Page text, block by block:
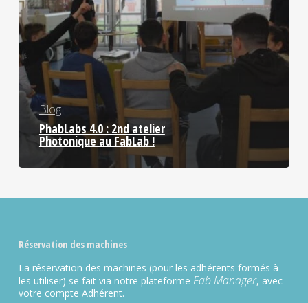
Blog
PhabLabs 4.0 : 2nd atelier
Photonique au FabLab !
Réservation des machines
La réservation des machines (pour les adhérents formés à
les utiliser) se fait via notre plateforme Fab Manager, avec
votre compte Adhérent.